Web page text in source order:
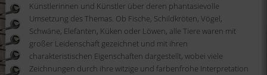
Künstlerinnen und Künstler über deren phantasievolle
Umsetzung des Themas. Ob Fische, Schildkröten, Vögel,
Schwäne, Elefanten, Küken oder Löwen, alle Tiere waren mit
großer Leidenschaft gezeichnet und mit ihren
charakteristischen Eigenschaften dargestellt, wobei viele
Zeichnungen durch ihre witzige und farbenfrohe Interpretation